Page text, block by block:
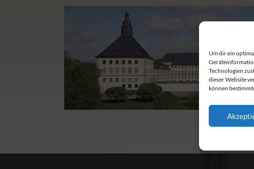
Um dir ein
Technologien
dieser Website
können